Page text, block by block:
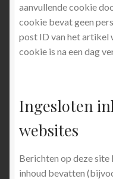
aanvullende cookie
cookie bevat geen
post ID van het artikel
cookie is na een dag
Ingesloten
websites
Berichten op deze site
inhoud bevatten